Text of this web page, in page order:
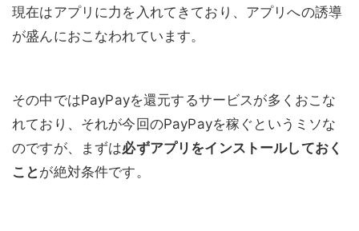
現在はアプリに力を入れてきており、アプリへの誘導
が盛んにおこなわれています。
その中ではPayPayを還元するサービスが多くおこな
れており、それが今回のPayPayを稼ぐというミソな
のですが、まずは必ずアプリをインストールしておく
こと が絶対条件です。